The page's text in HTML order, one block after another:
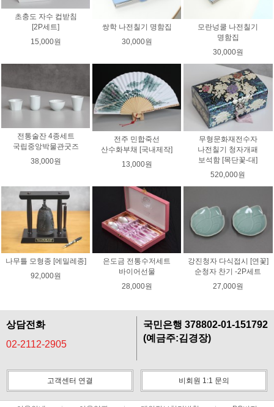
초충도 자수 컵받침
[2P세트]
15,000원
쌍학 나전칠기 명함집
30,000원
모란넝쿨 나전칠기
명함집
30,000원
전통술잔 4종세트
국립중앙박물관굿즈
38,000원
전주 민합죽선
산수화부채 [국내제작]
13,000원
무형문화재전수자
나전칠기 청자개패
보석함 [목단꽃-대]
520,000원
나무틀 모형종 [에밀레종]
92,000원
은도금 전통수저세트
바이어선물
28,000원
강진청자 다식접시 [연꽃]
순청자 찬기 -2P세트
27,000원
상담전화
02-2112-2905
국민은행 378802-01-151792
(예금주:김경장)
고객센터 연결 비회원 1:1 문의